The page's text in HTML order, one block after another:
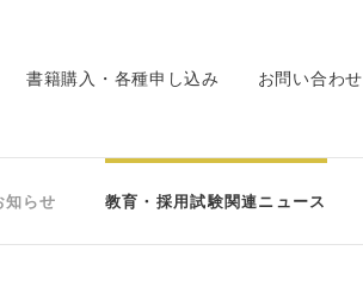
書籍購入・各種申し込み お問い合わせ
知らせ 教育・採用試験関連ニュース